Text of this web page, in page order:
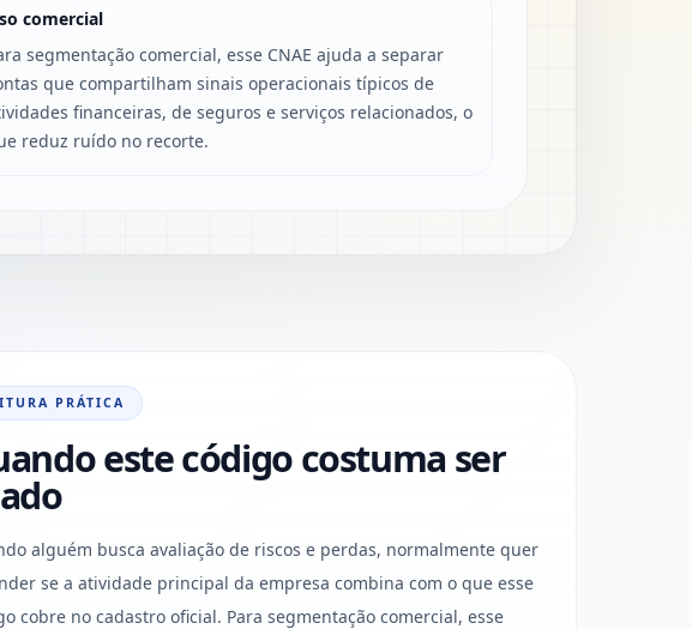
comercial
segmentação comercial, esse CNAE ajuda a separar
que compartilham sinais operacionais típicos de
financeiras, de seguros e serviços relacionados, o
reduz ruído no recorte.
PRÁTICA
este código costuma ser
alguém busca avaliação de riscos e perdas, normalmente quer
se a atividade principal da empresa combina com o que esse
cobre no cadastro oficial. Para segmentação comercial, esse